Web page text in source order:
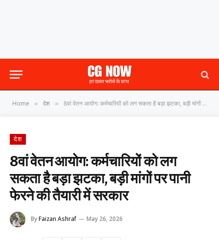
Home » देश » 8वां वेतन आयोग: कर्मचारियों को लग सकता है बड़ा झटका, बड़ी मांगों पर पानी फेरने की तैयारी में सरकार
देश
8वां वेतन आयोग: कर्मचारियों को लग
सकता है बड़ा झटका, बड़ी मांगों पर पानी
फेरने की तैयारी में सरकार
ByFaizan Ashraf May 26, 2026